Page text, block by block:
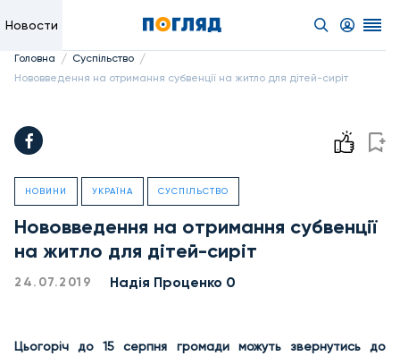
Новости
Головна / Суспільство /
Нововведення на отримання субвенції на житло для дітей-сиріт
НОВИНИ УКРАЇНА СУСПІЛЬСТВО
Нововведення на отримання субвенції
на житло для дітей-сиріт
24.07.2019 Надiя Проценко 0
Цьогоріч до 15 серпня громади можуть звернутись до